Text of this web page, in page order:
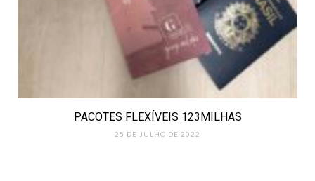
PACOTES FLEXÍVEIS 123MILHAS
25 DE JULHO DE 2022